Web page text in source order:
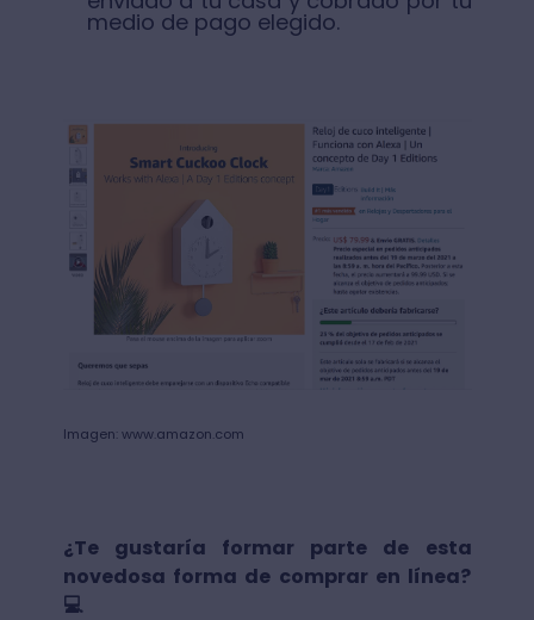
medio de pago elegido.
Imagen: www.amazon.com
¿Te gustaría formar parte de esta
novedosa forma de comprar en línea?
💻